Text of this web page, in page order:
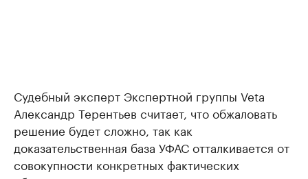
Судебный эксперт Экспертной группы Veta
Александр Терентьев считает, что обжаловать
решение будет сложно, так как
доказательственная база УФАС отталкивается от
совокупности конкретных фактических